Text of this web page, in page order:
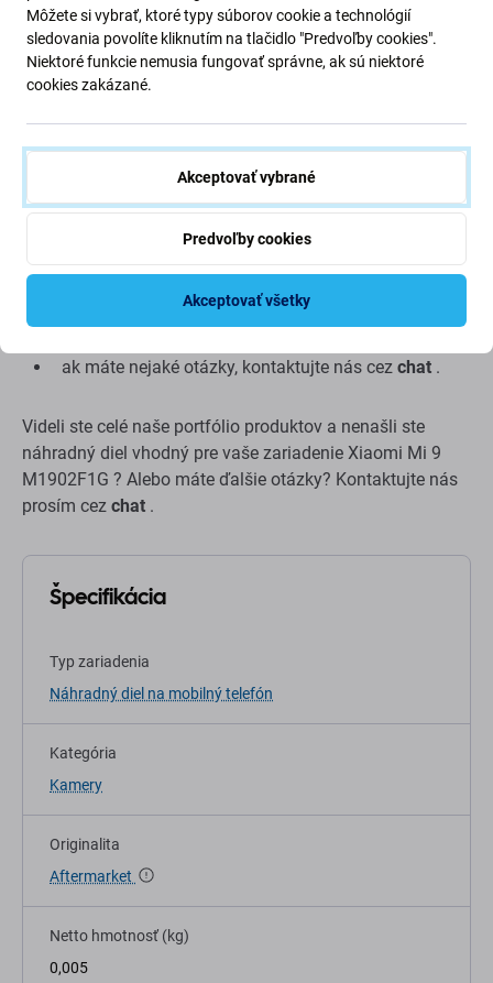
Montáž a tipy:
Na montáž alebo demontáž je potrebné špeciálne
pred montážou otestujte funkčnosť dielu
montáž dielu by mala vykonávať kvalifikovaná
osoba
nezodpovedáme za žiadne škody spôsobené počas
ak máte nejaké otázky, kontaktujte nás cez chat .
Videli ste celé naše portfólio produktov a nenašli ste
náhradný diel vhodný pre vaše zariadenie Xiaomi Mi 9
M1902F1G ? Alebo máte ďalšie otázky? Kontaktujte nás
prosím cez chat .
Špecifikácia
Typ zariadenia
Náhradný diel na mobilný telefón
Kategória
Kamery
Originalita
Aftermarket
Netto hmotnosť (kg)
0,005
Môžete si vybrať, ktoré typy súborov cookie a technológií
sledovania povolíte kliknutím na tlačidlo "Predvoľby cookies".
Niektoré funkcie nemusia fungovať správne, ak sú niektoré
cookies zakázané.
Akceptovať vybrané
Predvoľby cookies
Akceptovať všetky